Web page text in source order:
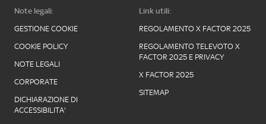
Note legali:
GESTIONE COOKIE
COOKIE POLICY
NOTE LEGALI
CORPORATE
DICHIARAZIONE DI
ACCESSIBILITA'
Link utili:
REGOLAMENTO X FACTOR 2025
REGOLAMENTO TELEVOTO X
FACTOR 2025 E PRIVACY
X FACTOR 2025
SITEMAP